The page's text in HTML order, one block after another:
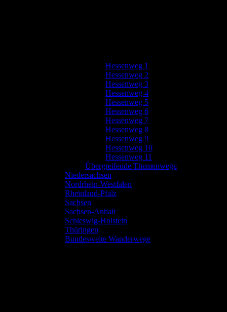
Hessenweg 1
Hessenweg 2
Hessenweg 3
Hessenweg 4
Hessenweg 5
Hessenweg 6
Hessenweg 7
Hessenweg 8
Hessenweg 9
Hessenweg 10
Hessenweg 11
Übergreifende Themenwege
Niedersachsen
Nordrhein-Westfalen
Rheinland-Pfalz
Sachsen
Sachsen-Anhalt
Schleswig-Holstein
Thüringen
Bundesweite Wanderwege